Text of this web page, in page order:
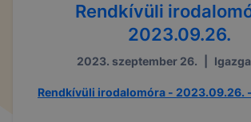
Rendkívüli
2023.09.26.
2023. szeptember 26.
Rendkívüli irodalomóra - 2023.09.26.